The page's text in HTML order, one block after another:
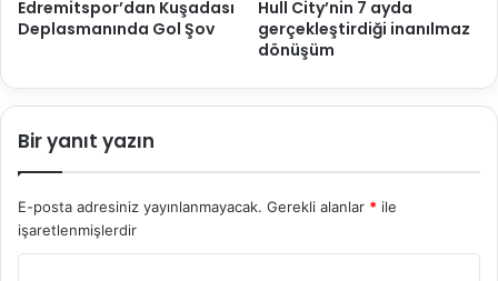
Edremitspor’dan Kuşadası
Deplasmanında Gol Şov
Hull City’nin 7 ayda
gerçekleştirdiği inanılmaz
dönüşüm
Bir yanıt yazın
E-posta adresiniz yayınlanmayacak. Gerekli alanlar * ile
işaretlenmişlerdir